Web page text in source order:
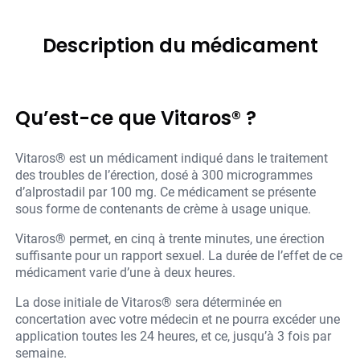
Description du médicament
Qu’est-ce que Vitaros® ?
Vitaros® est un médicament indiqué dans le traitement
des troubles de l’érection, dosé à 300 microgrammes
d’alprostadil par 100 mg. Ce médicament se présente
sous forme de contenants de crème à usage unique.
Vitaros® permet, en cinq à trente minutes, une érection
suffisante pour un rapport sexuel. La durée de l’effet de ce
médicament varie d’une à deux heures.
La dose initiale de Vitaros® sera déterminée en
concertation avec votre médecin et ne pourra excéder une
application toutes les 24 heures, et ce, jusqu’à 3 fois par
semaine.